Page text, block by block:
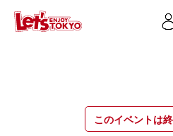
このイベントは